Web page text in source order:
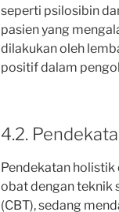
seperti psilosibin
pasien yang
dilakukan oleh
positif dalam
4.2.
Pendekatan
obat dengan teknik
(CBT), sedang